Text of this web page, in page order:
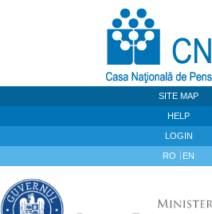
SITE MAP
HELP
LOGIN
RO EN